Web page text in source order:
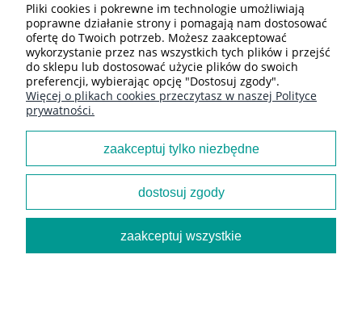
MOJE KONTO
PŁATNOŚCI I DOSTAWA
INFORMACJE
O NAS
Pliki cookies i pokrewne im technologie umożliwiają
poprawne działanie strony i pomagają nam dostosować
ofertę do Twoich potrzeb. Możesz zaakceptować
wykorzystanie przez nas wszystkich tych plików i przejść
do sklepu lub dostosować użycie plików do swoich
preferencji, wybierając opcję "Dostosuj zgody".
Więcej o plikach cookies przeczytasz w naszej Polityce
prywatności.
zaakceptuj tylko niezbędne
dostosuj zgody
zaakceptuj wszystkie